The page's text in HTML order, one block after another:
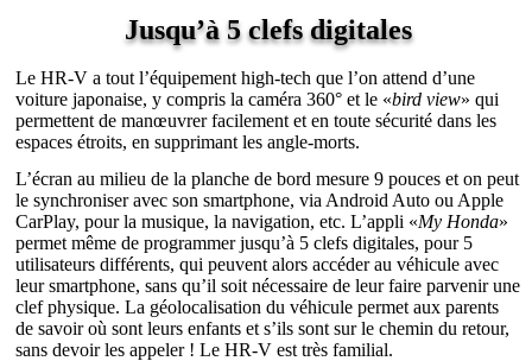
Jusqu’à 5 clefs digitales
Le HR-V a tout l’équipement high-tech que l’on attend d’une
voiture japonaise, y compris la caméra 360° et le «bird view» qui
permettent de manœuvrer facilement et en toute sécurité dans les
espaces étroits, en supprimant les angle-morts.
L’écran au milieu de la planche de bord mesure 9 pouces et on peut
le synchroniser avec son smartphone, via Android Auto ou Apple
CarPlay, pour la musique, la navigation, etc. L’appli «My Honda»
permet même de programmer jusqu’à 5 clefs digitales, pour 5
utilisateurs différents, qui peuvent alors accéder au véhicule avec
leur smartphone, sans qu’il soit nécessaire de leur faire parvenir une
clef physique. La géolocalisation du véhicule permet aux parents
de savoir où sont leurs enfants et s’ils sont sur le chemin du retour,
sans devoir les appeler ! Le HR-V est très familial.